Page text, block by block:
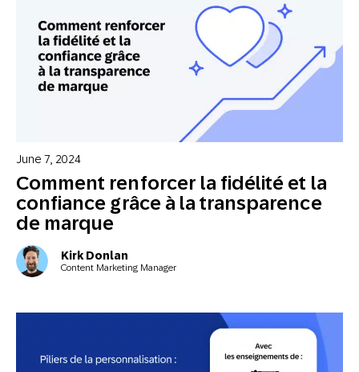
Comment renforcer la fidélité et la
confiance grâce à la transparence
de marque
June 7, 2024
Kirk Donlan
Content Marketing Manager